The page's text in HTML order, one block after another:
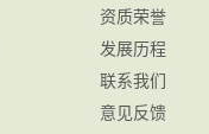
资质荣誉
发展历程
联系我们
意见反馈